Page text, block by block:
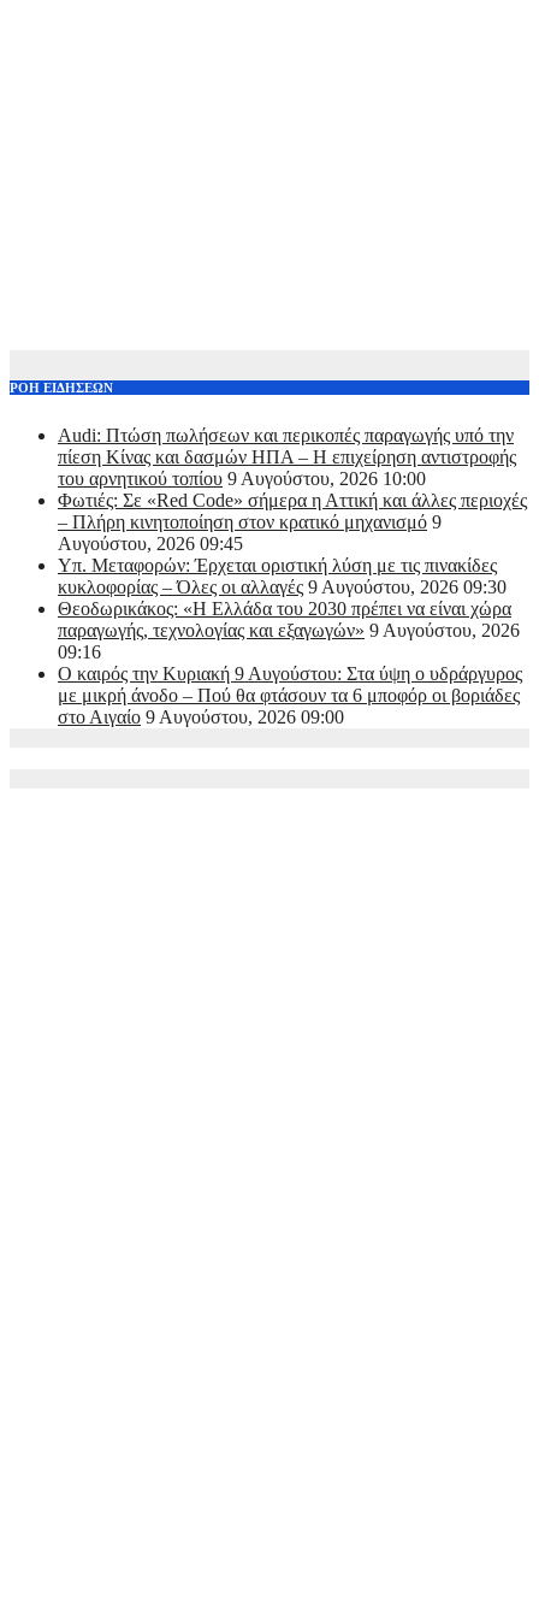
ΡΟΗ ΕΙΔΗΣΕΩΝ
Audi: Πτώση πωλήσεων και περικοπές παραγωγής υπό την
πίεση Κίνας και δασμών ΗΠΑ – H επιχείρηση αντιστροφής
του αρνητικού τοπίου 9 Αυγούστου, 2026 10:00
Φωτιές: Σε «Red Code» σήμερα η Αττική και άλλες περιοχές
– Πλήρη κινητοποίηση στον κρατικό μηχανισμό 9
Αυγούστου, 2026 09:45
Υπ. Μεταφορών: Έρχεται οριστική λύση με τις πινακίδες
κυκλοφορίας – Όλες οι αλλαγές 9 Αυγούστου, 2026 09:30
Θεοδωρικάκος: «Η Ελλάδα του 2030 πρέπει να είναι χώρα
παραγωγής, τεχνολογίας και εξαγωγών» 9 Αυγούστου, 2026
09:16
Ο καιρός την Κυριακή 9 Αυγούστου: Στα ύψη ο υδράργυρος
με μικρή άνοδο – Πού θα φτάσουν τα 6 μποφόρ οι βοριάδες
στο Αιγαίο 9 Αυγούστου, 2026 09:00